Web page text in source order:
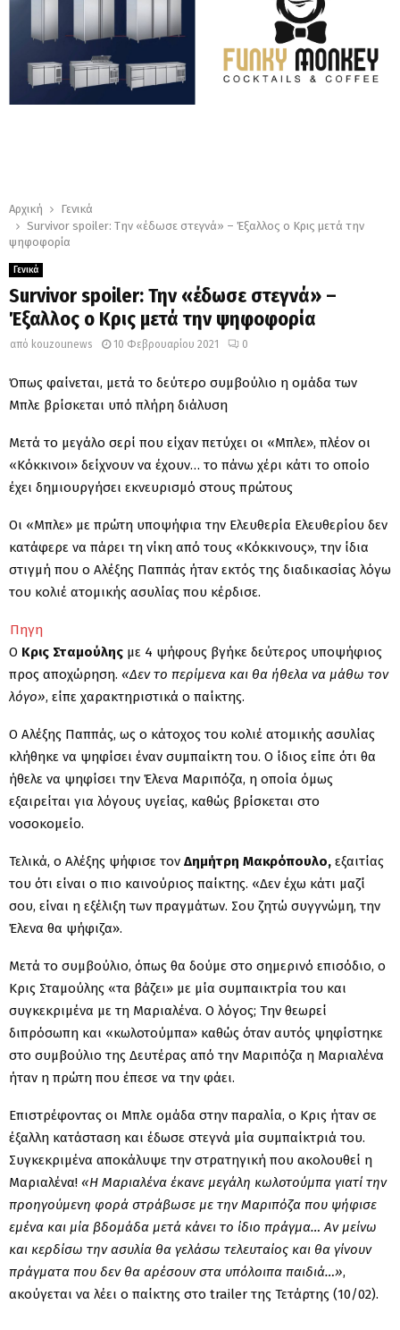
Αρχική
Γενικά
Survivor spoiler: Την «έδωσε στεγνά» – Έξαλλος ο Κρις μετά την
ψηφοφορία
Γενικά
Survivor spoiler: Την «έδωσε στεγνά» –
Έξαλλος ο Κρις μετά την ψηφοφορία
από kouzounews 10 Φεβρουαρίου 2021 0
Όπως φαίνεται, μετά το δεύτερο συμβούλιο η ομάδα των
Μπλε βρίσκεται υπό πλήρη διάλυση
Μετά το μεγάλο σερί που είχαν πετύχει οι «Μπλε», πλέον οι
«Κόκκινοι» δείχνουν να έχουν… το πάνω χέρι κάτι το οποίο
έχει δημιουργήσει εκνευρισμό στους πρώτους
Οι «Mπλε» με πρώτη υποψήφια την Ελευθερία Ελευθερίου δεν
κατάφερε να πάρει τη νίκη από τους «Kόκκινους», την ίδια
στιγμή που ο Αλέξης Παππάς ήταν εκτός της διαδικασίας λόγω
του κολιέ ατομικής ασυλίας που κέρδισε.
Πηγη
Ο Κρις Σταμούλης με 4 ψήφους βγήκε δεύτερος υποψήφιος
προς αποχώρηση. «Δεν το περίμενα και θα ήθελα να μάθω τον
λόγο», είπε χαρακτηριστικά ο παίκτης.
Ο Αλέξης Παππάς, ως ο κάτοχος του κολιέ ατομικής ασυλίας
κλήθηκε να ψηφίσει έναν συμπαίκτη του. Ο ίδιος είπε ότι θα
ήθελε να ψηφίσει την Έλενα Μαριπόζα, η οποία όμως
εξαιρείται για λόγους υγείας, καθώς βρίσκεται στο
νοσοκομείο.
Τελικά, ο Αλέξης ψήφισε τον Δημήτρη Μακρόπουλο, εξαιτίας
του ότι είναι ο πιο καινούριος παίκτης. «Δεν έχω κάτι μαζί
σου, είναι η εξέλιξη των πραγμάτων. Σου ζητώ συγγνώμη, την
Έλενα θα ψήφιζα».
Μετά το συμβούλιο, όπως θα δούμε στο σημερινό επισόδιο, ο
Κρις Σταμούλης «τα βάζει» με μία συμπαικτρία του και
συγκεκριμένα με τη Μαριαλένα. Ο λόγος; Την θεωρεί
διπρόσωπη και «κωλοτούμπα» καθώς όταν αυτός ψηφίστηκε
στο συμβούλιο της Δευτέρας από την Μαριπόζα η Μαριαλένα
ήταν η πρώτη που έπεσε να την φάει.
Επιστρέφοντας οι Μπλε ομάδα στην παραλία, ο Κρις ήταν σε
έξαλλη κατάσταση και έδωσε στεγνά μία συμπαίκτριά του.
Συγκεκριμένα αποκάλυψε την στρατηγική που ακολουθεί η
Μαριαλένα! «Η Μαριαλένα έκανε μεγάλη κωλοτούμπα γιατί την
προηγούμενη φορά στράβωσε με την Μαριπόζα που ψήφισε
εμένα και μία βδομάδα μετά κάνει το ίδιο πράγμα… Aν μείνω
και κερδίσω την ασυλία θα γελάσω τελευταίος και θα γίνουν
πράγματα που δεν θα αρέσουν στα υπόλοιπα παιδιά…»,
ακούγεται να λέει ο παίκτης στο trailer της Τετάρτης (10/02).